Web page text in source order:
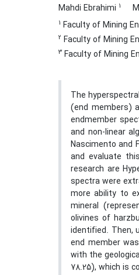
Mahdi Ebrahimi 1
1 Faculty of Mining
2 Faculty of Mining
3 Faculty of Mining
The
(end members)
endmember
and non-linear
Nascimento and
and evaluate
research are
spectra were
more ability to
mineral
olivines of
identified. Then,
end member
with the
78.25), which is